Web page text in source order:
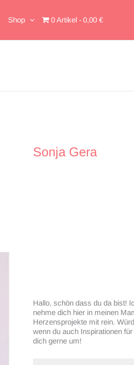
Shop 0 Artikel 0,00 €
Sonja Gera
Hallo, schön dass du da bist!
nehme dich hier in meinen
Herzensprojekte mit rein.
wenn du auch Inspirationen
dich gerne um!